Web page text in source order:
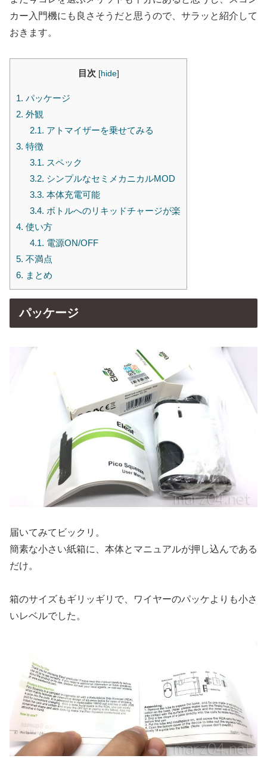
カー入門機にも良さそうだと思うので、サラッと紹介して
おきます。
目次 [hide]
1. パッケージ
2. 外観
2.1. アトマイザーを乗せてみる
3. 特徴
3.1. スペック
3.2. シンプルなセミメカニカルMOD
3.3. 本体充電可能
3.4. ボトルへのリキッドチャージが楽
4. 使い方
4.1. 電源ON/OFF
5. 不満点
6. まとめ
パッケージ
届いてみてビックリ。
簡素な小さい紙箱に、本体とマニュアルが押し込んである
だけ。
箱のサイズもギリッギリで、ワイヤーのパッケよりも小さ
いレベルでした。